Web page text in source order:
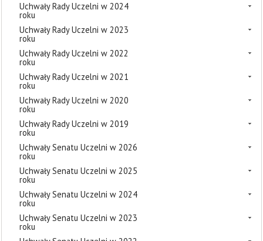
Uchwały Rady Uczelni w 2024
roku
Uchwały Rady Uczelni w 2023
roku
Uchwały Rady Uczelni w 2022
roku
Uchwały Rady Uczelni w 2021
roku
Uchwały Rady Uczelni w 2020
roku
Uchwały Rady Uczelni w 2019
roku
Uchwały Senatu Uczelni w 2026
roku
Uchwały Senatu Uczelni w 2025
roku
Uchwały Senatu Uczelni w 2024
roku
Uchwały Senatu Uczelni w 2023
roku